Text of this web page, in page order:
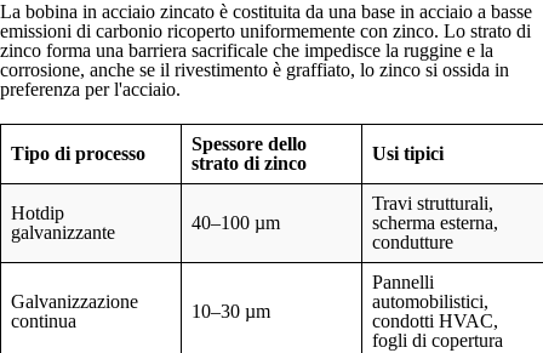
La bobina in acciaio zincato è costituita da una base in acciaio a basse
emissioni di carbonio ricoperto uniformemente con zinco. Lo strato di
zinco forma una barriera sacrificale che impedisce la ruggine e la
corrosione, anche se il rivestimento è graffiato, lo zinco si ossida in
preferenza per l'acciaio.
Tipo di processo
Spessore dello
strato di zinco
Usi tipici
Hotdip
galvanizzante
40–100 µm
Travi strutturali,
scherma esterna,
condutture
Galvanizzazione
continua
10–30 µm
Pannelli
automobilistici,
condotti HVAC,
fogli di copertura